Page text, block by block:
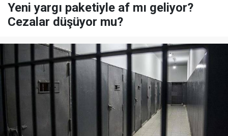
Yeni yargı paketiyle af mı geliyor?
Cezalar düşüyor mu?